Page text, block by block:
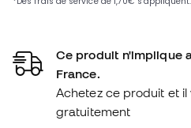
Ce produit n'implique
France.
Achetez ce produit et il
gratuitement